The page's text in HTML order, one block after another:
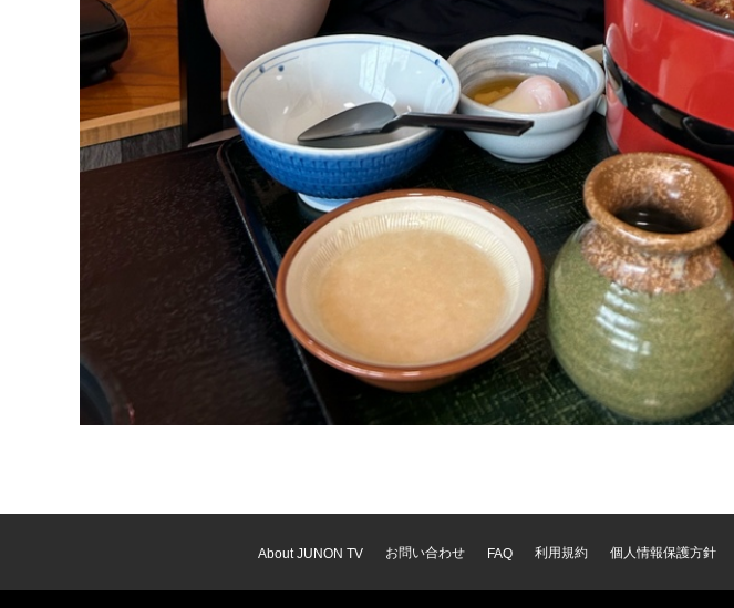
About JUNON TV お問い合わせ FAQ 利用規約 個人情報保護方針